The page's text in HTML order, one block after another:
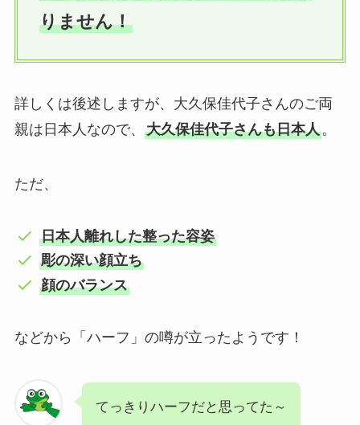
りません！
詳しくは後述しますが、大久保佳代子さんのご両
親は日本人なので、 大久保佳代子さんも日本人。
ただ、
日本人離れした整った容姿
彫の深い顔立ち
顔のバランス
などから「ハーフ」の噂が立ったようです！
てっきりハーフだと思ってた～